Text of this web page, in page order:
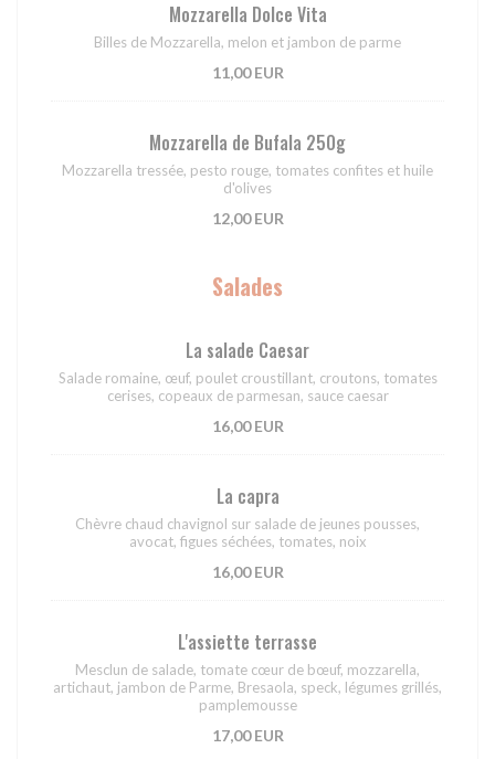
Mozzarella Dolce Vita
Billes de Mozzarella, melon et jambon de parme
11,00 EUR
Mozzarella de Bufala 250g
Mozzarella tressée, pesto rouge, tomates confites et huile
d'olives
12,00 EUR
Salades
La salade Caesar
Salade romaine, œuf, poulet croustillant, croutons, tomates
cerises, copeaux de parmesan, sauce caesar
16,00 EUR
La capra
Chèvre chaud chavignol sur salade de jeunes pousses,
avocat, figues séchées, tomates, noix
16,00 EUR
L'assiette terrasse
Mesclun de salade, tomate cœur de bœuf, mozzarella,
artichaut, jambon de Parme, Bresaola, speck, légumes grillés,
pamplemousse
17,00 EUR